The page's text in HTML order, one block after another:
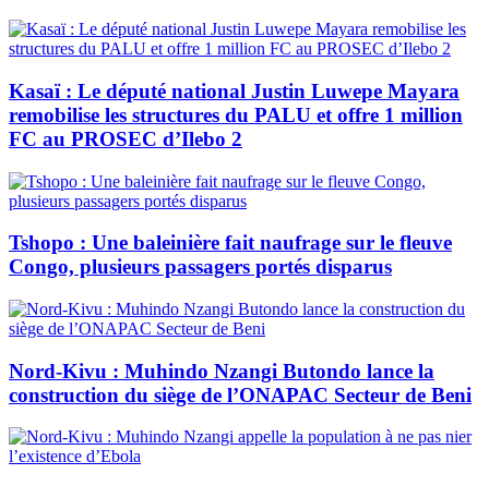
Kasaï : Le député national Justin Luwepe Mayara
remobilise les structures du PALU et offre 1 million
FC au PROSEC d’Ilebo 2
Tshopo : Une baleinière fait naufrage sur le fleuve
Congo, plusieurs passagers portés disparus
Nord-Kivu : Muhindo Nzangi Butondo lance la
construction du siège de l’ONAPAC Secteur de Beni